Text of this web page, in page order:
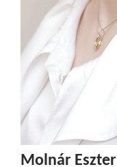
Molnár Eszter